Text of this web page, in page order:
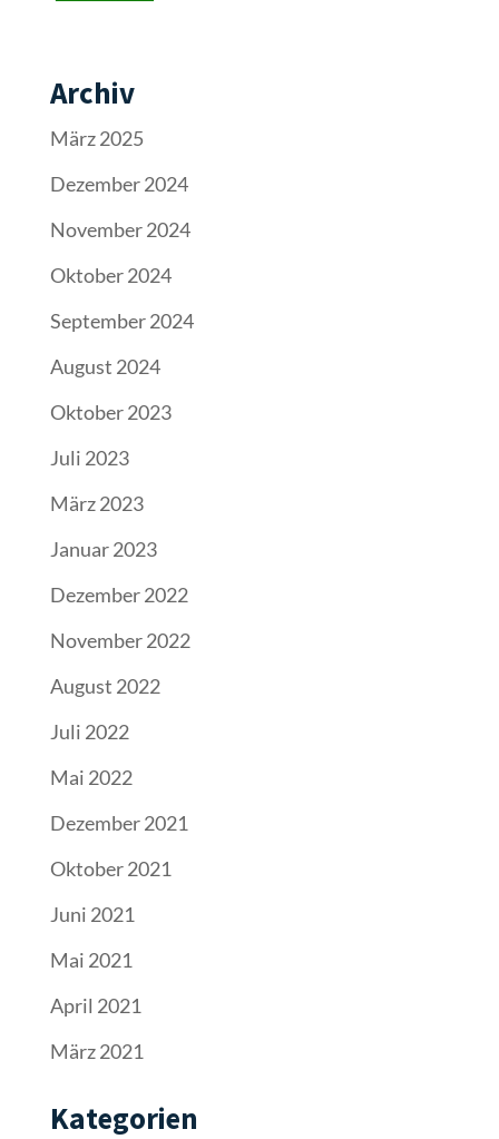
Archiv
März 2025
Dezember 2024
November 2024
Oktober 2024
September 2024
August 2024
Oktober 2023
Juli 2023
März 2023
Januar 2023
Dezember 2022
November 2022
August 2022
Juli 2022
Mai 2022
Dezember 2021
Oktober 2021
Juni 2021
Mai 2021
April 2021
März 2021
Kategorien